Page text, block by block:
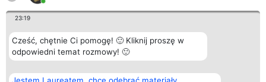
23:19
Cześć, chętnie Ci pomogę! 🙂 Kliknij proszę w
odpowiedni temat rozmowy! 🙂
Organizator plebiscytu Plebiscyt Kontakt